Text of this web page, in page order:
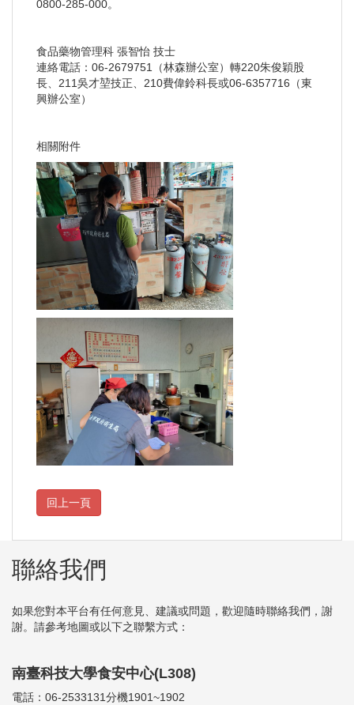
0800-285-000。
食品藥物管理科 張智怡 技士
連絡電話：06-2679751（林森辦公室）轉220朱俊穎股
長、211吳才堃技正、210費偉鈴科長或06-6357716（東
興辦公室）
相關附件
聯絡我們
如果您對本平台有任何意見、建議或問題，歡迎隨時聯絡我們，謝
謝。請參考地圖或以下之聯繫方式：
南臺科技大學食安中心(L308)
電話：06-2533131分機1901~1902